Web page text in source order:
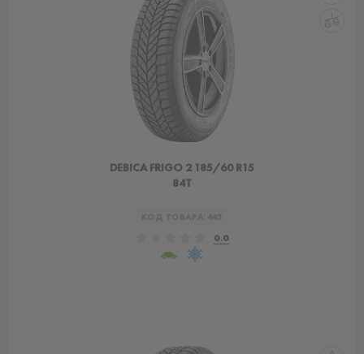
DEBICA FRIGO 2 185/60 R15
84T
443
0.0